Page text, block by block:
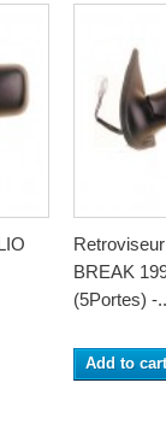
BREAK
(5Portes) -
Add to cart